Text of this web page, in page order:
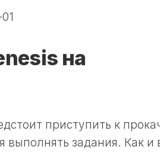
на
приступить к
выполнять задания. Как и